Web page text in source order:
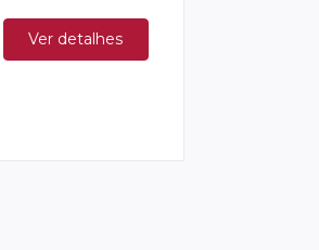
Ver detalhes